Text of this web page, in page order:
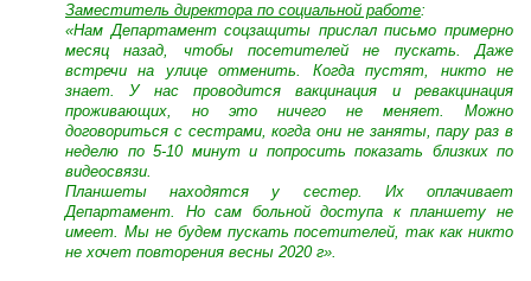
Заместитель директора по социальной работе:
«Нам Департамент соцзащиты прислал письмо примерно
месяц назад, чтобы посетителей не пускать. Даже
встречи на улице отменить. Когда пустят, никто не
знает. У нас проводится вакцинация и ревакцинация
проживающих, но это ничего не меняет. Можно
договориться с сестрами, когда они не заняты, пару раз в
неделю по 5-10 минут и попросить показать близких по
видеосвязи.
Планшеты находятся у сестер. Их оплачивает
Департамент. Но сам больной доступа к планшету не
имеет. Мы не будем пускать посетителей, так как никто
не хочет повторения весны 2020 г».